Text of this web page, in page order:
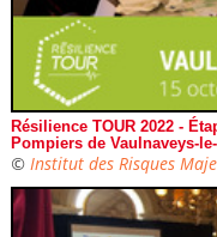
Résilience TOUR 2022 -
Pompiers de Vaulnaveys-
© Institut des Risques